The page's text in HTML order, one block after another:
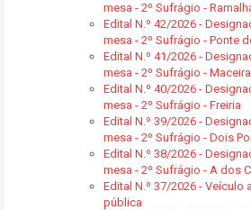
mesa - 2º Sufrágio -
Edital N.º 42/2026 -
mesa - 2º Sufrágio - Ponte
Edital N.º 41/2026 -
mesa - 2º Sufrágio - Maceira
Edital N.º 40/2026 -
mesa - 2º Sufrágio - Freiria
Edital N.º 39/2026 -
mesa - 2º Sufrágio - Dois
Edital N.º 38/2026 -
mesa - 2º Sufrágio - A dos
Edital N.º 37/2026 - Veículo
pública